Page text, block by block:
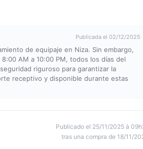
Publicada el 02/12/2025
de equipaje en Niza. Sin embargo,
AM a 10:00 PM, todos los días del
riguroso para garantizar la
receptivo y disponible durante estas
Publicado el 25/11/2025 à
tras una compra de 18/11/